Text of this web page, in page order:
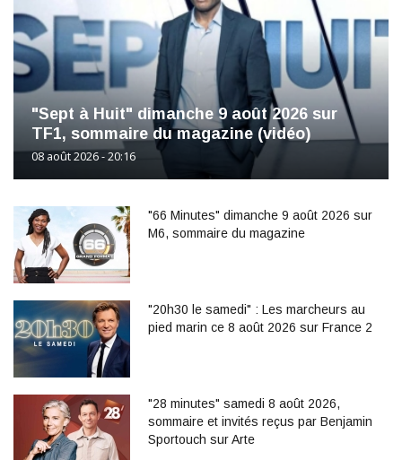
"Sept à Huit" dimanche 9 août 2026 sur
TF1, sommaire du magazine (vidéo)
08 août 2026 - 20:16
"66 Minutes" dimanche 9 août 2026 sur
M6, sommaire du magazine
"20h30 le samedi" : Les marcheurs au
pied marin ce 8 août 2026 sur France 2
"28 minutes" samedi 8 août 2026,
sommaire et invités reçus par Benjamin
Sportouch sur Arte